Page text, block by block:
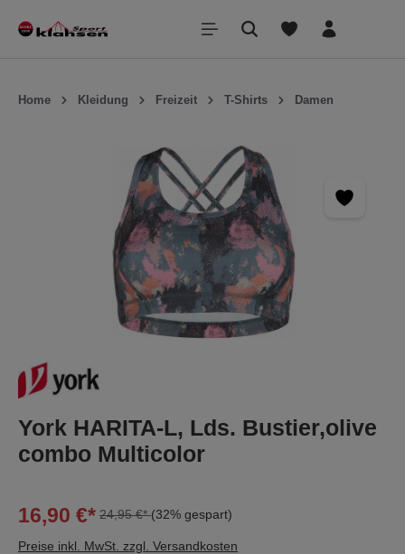
springen
Home Kleidung Freizeit T-Shirts Damen
York HARITA-L, Lds. Bustier,olive
combo Multicolor
16,90 €* 24,95 €*(32% gespart)
Preise inkl. MwSt. zzgl. Versandkosten